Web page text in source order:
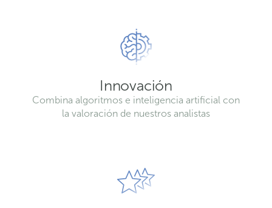
Innovación
Combina algoritmos e inteligencia artificial con
la valoración de nuestros analistas